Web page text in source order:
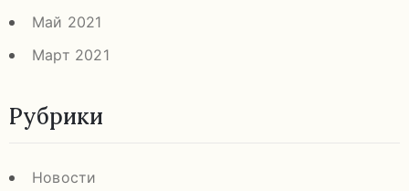
Май 2021
Март 2021
Рубрики
Новости